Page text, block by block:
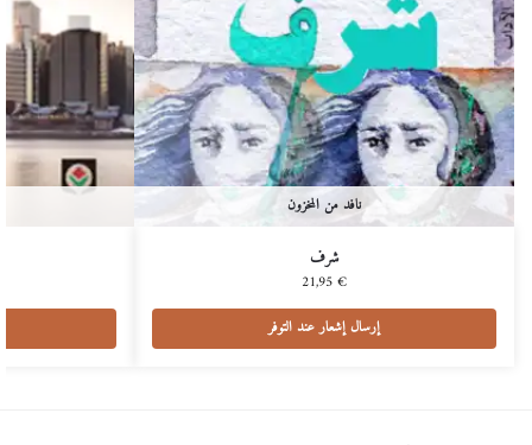
نافد من المخزون
شرف
21,95€
إرسال إشعار عند التوفر